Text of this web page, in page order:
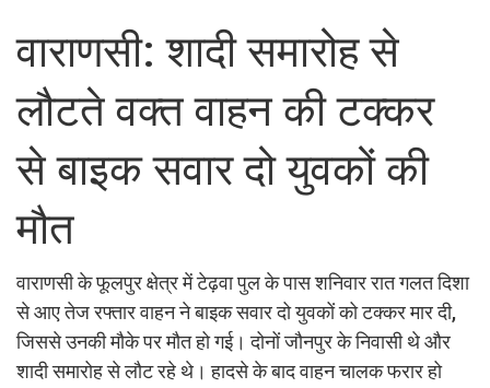
वाराणसी: शादी समारोह से
लौटते वक्त वाहन की टक्कर
से बाइक सवार दो युवकों की
मौत
वाराणसी के फूलपुर क्षेत्र में टेढ़वा पुल के पास शनिवार रात गलत दिशा
से आए तेज रफ्तार वाहन ने बाइक सवार दो युवकों को टक्कर मार दी,
जिससे उनकी मौके पर मौत हो गई। दोनों जौनपुर के निवासी थे और
शादी समारोह से लौट रहे थे। हादसे के बाद वाहन चालक फरार हो